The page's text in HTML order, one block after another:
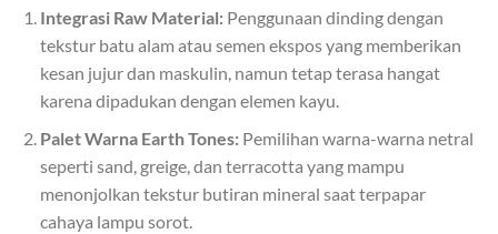
Integrasi Raw Material:Penggunaan dinding dengan
tekstur batu alam atau semen ekspos yang memberikan
kesan jujur dan maskulin, namun tetap terasa hangat
karena dipadukan dengan elemen kayu.
Palet Warna Earth Tones:Pemilihan warna-warna netral
seperti sand, greige, dan terracotta yang mampu
menonjolkan tekstur butiran mineral saat terpapar
cahaya lampu sorot.